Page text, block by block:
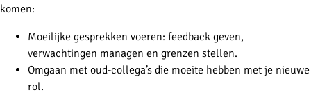
komen:
Moeilijke gesprekken voeren: feedback geven,
verwachtingen managen en grenzen stellen.
Omgaan met oud-collega’s die moeite hebben met je nieuwe
rol.